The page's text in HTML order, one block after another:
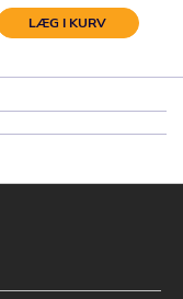
LÆG I KURV